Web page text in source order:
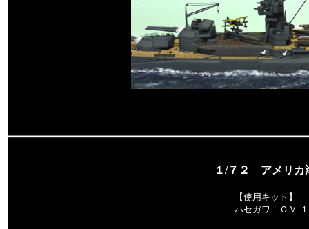
１/７２ アメリ
【使用キット】
ハセガワ ＯＶ-